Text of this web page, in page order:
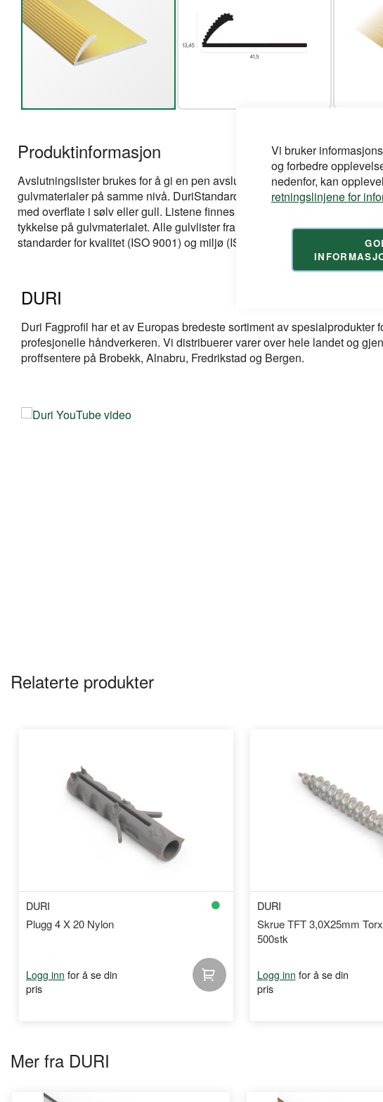
Vi bruker
og forbedre
nedenfor, kan
retningslinjene for
begynnelsen
bildegalleri
Produktinformasjon
Avslutningslister brukes for å gi en pen avslutning av tekstilgulv mot andre
gulvmaterialer på samme nivå. DuriStandard avslutningslister er
med overflate i sølv eller gull. Listene finnes med forskjellige høyder,
tykkelse på gulvmaterialet. Alle gulvlister fra Duri er produsert i Sverige
standarder for kvalitet (ISO 9001) og miljø (ISO 14001).
DURI
Duri Fagprofil har et av Europas bredeste sortiment av spesialprodukter
profesjonelle håndverkeren. Vi distribuerer varer over hele landet og
proffsentere på Brobekk, Alnabru, Fredrikstad og Bergen.
Relaterte produkter
DURI
Plugg 4 X 20 Nylon
Logg inn for å se din
pris
DURI
Skrue TFT 3,0X25mm
500stk
Logg inn for å se din
pris
Mer fra DURI